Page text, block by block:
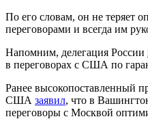
По его словам, он не теряет
переговорами и всегда им
Напомним, делегация России
в переговорах с США по
Ранее высокопоставленный
США заявил, что в
переговоры с Москвой